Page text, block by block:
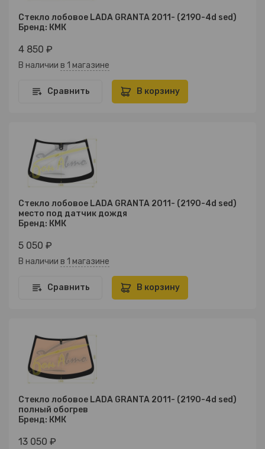
Стекло лобовое LADA GRANTA 2011- (2190-4d sed)
Бренд: КМК
4 850 ₽
В наличии в 1 магазине
Сравнить В корзину
Стекло лобовое LADA GRANTA 2011- (2190-4d sed)
место под датчик дождя
Бренд: КМК
5 050 ₽
В наличии в 1 магазине
Сравнить В корзину
Стекло лобовое LADA GRANTA 2011- (2190-4d sed)
полный обогрев
Бренд: КМК
13 050 ₽